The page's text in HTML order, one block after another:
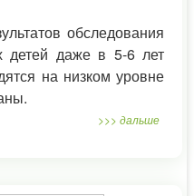
обследования
детей даже в 5-6 лет
на низком уровне
>>> дальше